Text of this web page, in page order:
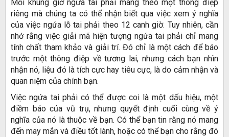
Mỗi khung giờ ngứa tai phải mang theo một thông điệp
riêng mà chúng ta có thể nhận biết qua việc xem ý nghĩa
của việc ngứa lỗ tai phải theo 12 canh giờ. Tuy nhiên, cần
nhớ rằng việc giải mã hiện tượng ngứa tai phải chỉ mang
tính chất tham khảo và giải trí. Đó chỉ là một cách để báo
trước một thông điệp về tương lai, nhưng cách bạn nhìn
nhận nó, liệu đó là tích cực hay tiêu cực, là do cảm nhận và
quan niệm của chính bạn.
Việc ngứa tai phải có thể được coi là một dấu hiệu, một
điềm báo của vũ trụ, nhưng quyết định cuối cùng về ý
nghĩa của nó là thuộc về bạn. Có thể bạn tin rằng nó mang
đến may mắn và điều tốt lành, hoặc có thể bạn cho rằng đó